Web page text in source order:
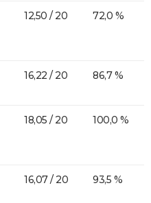
12,50 / 20 72,0 %
16,22 / 20 86,7 %
18,05 / 20 100,0 %
16,07 / 20 93,5 %